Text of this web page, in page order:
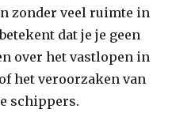
zonder veel ruimte in
dat je je geen
over het vastlopen in
het veroorzaken van
schippers.